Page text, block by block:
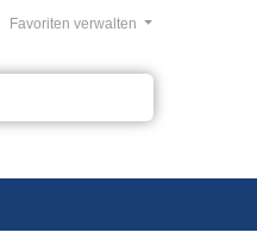
Favoriten verwalten